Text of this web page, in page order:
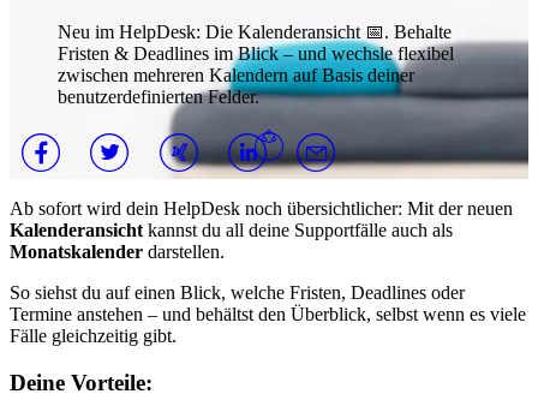
Neu im HelpDesk: Die Kalenderansicht 📅. Behalte
Fristen & Deadlines im Blick – und wechsle flexibel
zwischen mehreren Kalendern auf Basis deiner
benutzerdefinierten Felder.
Ab sofort wird dein HelpDesk noch übersichtlicher: Mit der neuen
Kalenderansicht kannst du all deine Supportfälle auch als
Monatskalender darstellen.
So siehst du auf einen Blick, welche Fristen, Deadlines oder
Termine anstehen – und behältst den Überblick, selbst wenn es viele
Fälle gleichzeitig gibt.
Deine Vorteile: